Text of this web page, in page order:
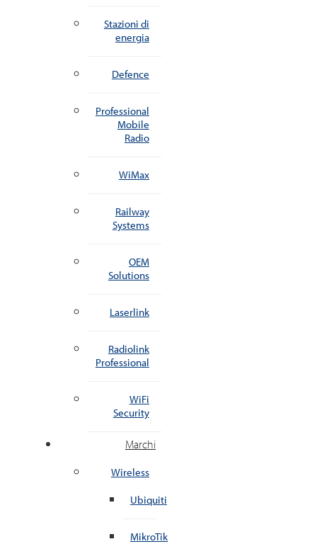
Stazioni di
energia
Defence
Professional
Mobile
Radio
WiMax
Railway
Systems
OEM
Solutions
Laserlink
Radiolink
Professional
WiFi
Security
Marchi
Wireless
Ubiquiti
MikroTik